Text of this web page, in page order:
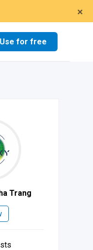
×
Use for free
Trang